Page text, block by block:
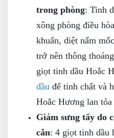
trong phòng: Tinh
xông phòng điều
khuẩn, diệt nấm
trở nên thông
giọt tinh dầu Hoắc
dầu để tinh chất và
Hoắc Hương lan tỏa
Giảm sưng tấy do
cắn: 4 giọt tinh dầu